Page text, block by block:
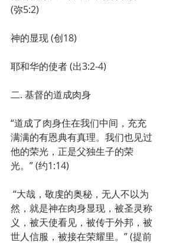
(弥5:2)
神的显现 (创18)
耶和华的使者 (出3:2-4)
二. 基督的道成肉身
“道成了肉身住在我们中间，充充
满满的有恩典有真理。我们也见过
他的荣光，正是父独生子的荣
光。” (约1:14)
然，就是神在肉身显现，被圣灵称
义，被天使看见，被传于外邦，被
世人信服，被接在荣耀里。” (提前